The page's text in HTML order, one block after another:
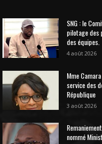
SNG : le
pilotage des
des équipes.
4 août 2026
Mme
service des
République
3 août 2026
nommé